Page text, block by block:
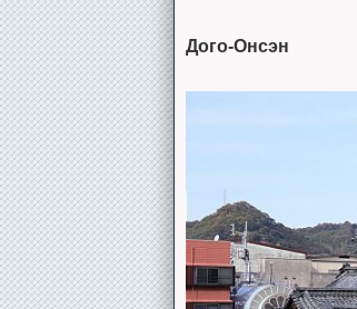
Дого-Онсэн